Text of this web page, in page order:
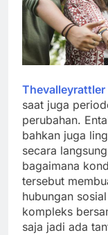
Thevalleyrattler
saat juga
perubahan.
bahkan juga
secara
bagaimana
tersebut
hubungan
kompleks
saja jadi ada